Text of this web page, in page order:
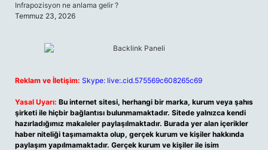
Infrapozisyon ne anlama gelir ?
Temmuz 23, 2026
Reklam ve İletişim: Skype: live:.cid.575569c608265c69
Yasal Uyarı: Bu internet sitesi, herhangi bir marka, kurum veya şahıs
şirketi ile hiçbir bağlantısı bulunmamaktadır. Sitede yalnızca kendi
hazırladığımız makaleler paylaşılmaktadır. Burada yer alan içerikler
haber niteliği taşımamakta olup, gerçek kurum ve kişiler hakkında
paylaşım yapılmamaktadır. Gerçek kurum ve kişiler ile isim